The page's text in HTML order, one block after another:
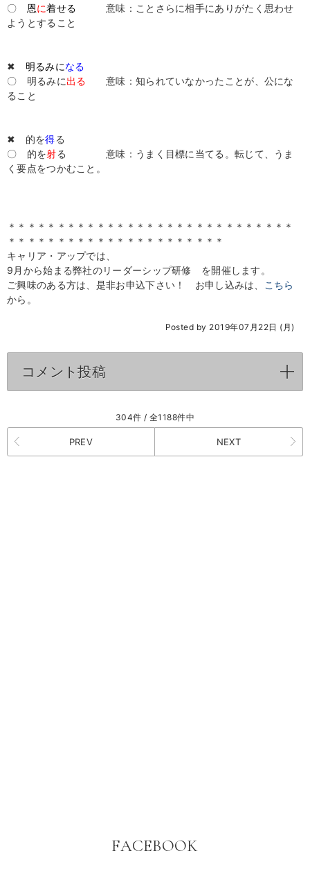
〇 恩に着せる
意味：ことさらに相手にありがたく思わせ
ようとすること
✖ 明るみになる
〇 明るみに出る 意味：知られていなかったことが、公にな
ること
✖ 的を得る
〇 的を射る 意味：うまく目標に当てる。転じて、うま
く要点をつかむこと。
＊＊＊＊＊＊＊＊＊＊＊＊＊＊＊＊＊＊＊＊＊＊＊＊＊＊＊＊＊
＊＊＊＊＊＊＊＊＊＊＊＊＊＊＊＊＊＊＊＊＊＊
キャリア・アップでは、
9月から始まる弊社のリーダーシップ研修 を開催します。
ご興味のある方は、是非お申込下さい！ お申し込みは、
こちら
から。
Posted by 2019年07月22日 (月)
コメント投稿
304件 / 全1188件中
PREV NEXT
FACEBOOK